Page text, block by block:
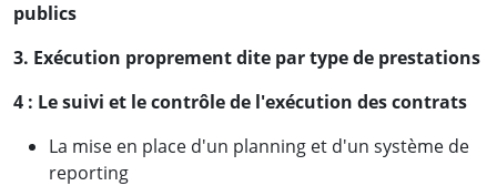
publics
3. Exécution proprement dite par type de prestations
4 : Le suivi et le contrôle de l'exécution des contrats
La mise en place d'un planning et d'un système de
reporting